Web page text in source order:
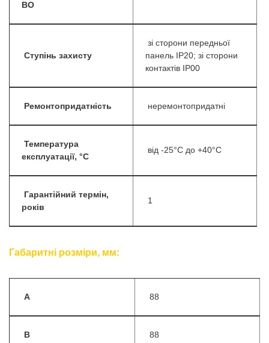
ВО
Ступінь захисту
зі сторони передньої
панель IP20; зі сторони
контактів IP00
Ремонтопридатність неремонтопридатні
Температура
експлуатації, °С
від -25°C до +40°C
Гарантійний термін,
років
1
Габаритні розміри, мм:
A 88
B 88